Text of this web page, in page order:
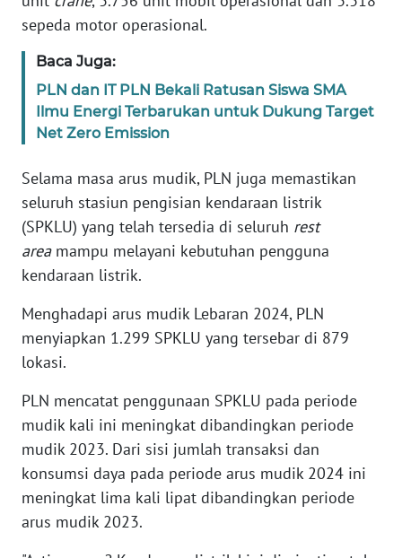
sepeda motor operasional.
Baca Juga:
PLN dan IT PLN Bekali Ratusan Siswa SMA
Ilmu Energi Terbarukan untuk Dukung Target
Net Zero Emission
Selama masa arus mudik, PLN juga memastikan
seluruh stasiun pengisian kendaraan listrik
(SPKLU) yang telah tersedia di seluruh rest
areamampu melayani kebutuhan pengguna
kendaraan listrik.
Menghadapi arus mudik Lebaran 2024, PLN
menyiapkan 1.299 SPKLU yang tersebar di 879
lokasi.
PLN mencatat penggunaan SPKLU pada periode
mudik kali ini meningkat dibandingkan periode
mudik 2023. Dari sisi jumlah transaksi dan
konsumsi daya pada periode arus mudik 2024 ini
meningkat lima kali lipat dibandingkan periode
arus mudik 2023.
WN
NTB
SULTENG
WN
WN
BABEL
WN
WN
SUMSEL
WN
BENGKULU
WN
LAMPUNG